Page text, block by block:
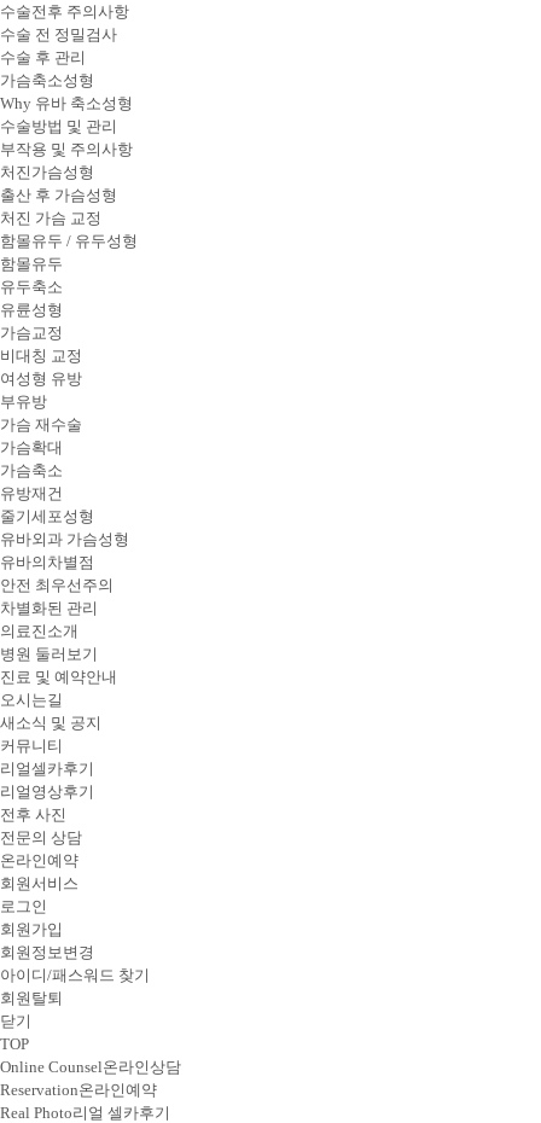
수술전후 주의사항
수술 전 정밀검사
수술 후 관리
가슴축소성형
Why 유바 축소성형
수술방법 및 관리
부작용 및 주의사항
처진가슴성형
출산 후 가슴성형
처진 가슴 교정
함몰유두 / 유두성형
함몰유두
유두축소
유륜성형
가슴교정
비대칭 교정
여성형 유방
부유방
가슴 재수술
가슴확대
가슴축소
유방재건
줄기세포성형
유바외과 가슴성형
유바의차별점
안전 최우선주의
차별화된 관리
의료진소개
병원 둘러보기
진료 및 예약안내
오시는길
새소식 및 공지
커뮤니티
리얼셀카후기
리얼영상후기
전후 사진
전문의 상담
온라인예약
회원서비스
로그인
회원가입
회원정보변경
아이디/패스워드 찾기
회원탈퇴
닫기
TOP
Online Counsel온라인상담
Reservation온라인예약
Real Photo리얼 셀카후기